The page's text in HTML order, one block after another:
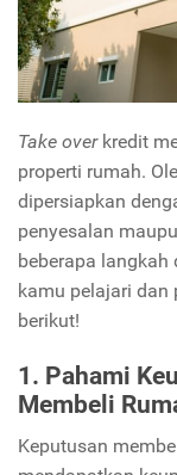
Take overkredit
properti rumah.
dipersiapkan
penyesalan
beberapa langkah
kamu pelajari dan
berikut!
1. Pahami
Membeli
Keputusan